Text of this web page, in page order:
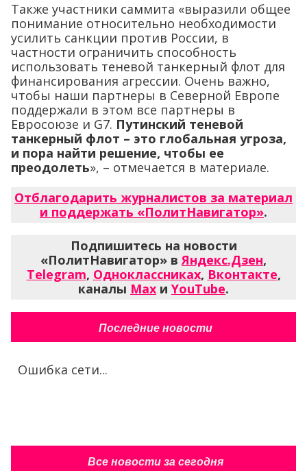
Также участники саммита «выразили общее
понимание относительно необходимости
усилить санкции против России, в
частности ограничить способность
использовать теневой танкерный флот для
финансирования агрессии. Очень важно,
чтобы наши партнеры в Северной Европе
поддержали в этом все партнеры в
Евросоюзе и G7. Путинский теневой
танкерный флот – это глобальная угроза,
и пора найти решение, чтобы ее
преодолеть», – отмечается в материале.
Отблагодарить журналистов за материал
и поддержать «ПолитНавигатор».
Подпишитесь на новости
«ПолитНавигатор» вЯндекс.Дзен,
Telegram, Одноклассниках, Вконтакте,
каналы Max и YouTube.
Последние новости
Ошибка сети...
Все новости за сегодня